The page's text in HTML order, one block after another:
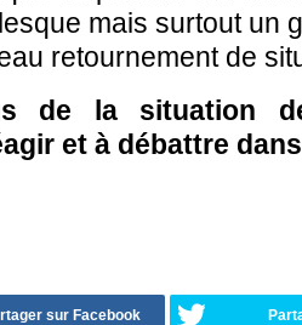
mais surtout un
retournement de
de la situation
et à débattre
sur Facebook